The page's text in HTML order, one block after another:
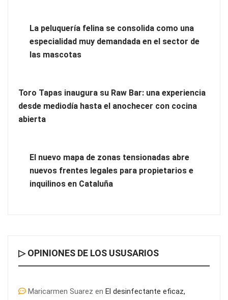
impermeabilización de las viviendas antes de las vacaciones
La peluquería felina se consolida como una
especialidad muy demandada en el sector de
las mascotas
Toro Tapas inaugura su Raw Bar: una experiencia
desde mediodía hasta el anochecer con cocina
abierta
El nuevo mapa de zonas tensionadas abre
nuevos frentes legales para propietarios e
inquilinos en Cataluña
▷ OPINIONES DE LOS USUSARIOS
Maricarmen Suarez en El desinfectante eficaz,